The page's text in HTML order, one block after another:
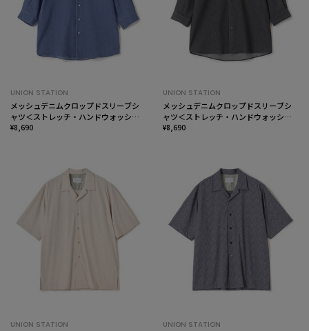
UNION STATION
メッシュデニムクロップドスリーブシ
ャツ＜ストレッチ・ハンドウォッシャ
ブル・通気性＞
¥8,690
UNION STATION
メッシュデニムクロップドスリーブシ
ャツ＜ストレッチ・ハンドウォッシャ
ブル・通気性＞
¥8,690
UNION STATION UNION STATION